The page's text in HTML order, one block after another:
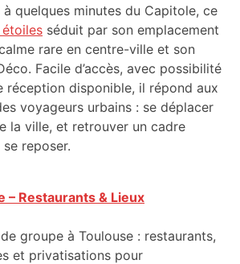
quelques minutes du Capitole, ce
séduit par son emplacement
rare en centre-ville et son
Facile d’accès, avec possibilité
réception disponible, il répond aux
voyageurs urbains : se déplacer
la ville, et retrouver un cadre
reposer.
– Restaurants & Lieux
groupe à Toulouse : restaurants,
et privatisations pour